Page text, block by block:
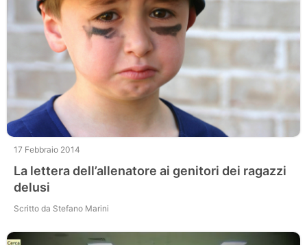
17 Febbraio 2014
La lettera dell’allenatore ai genitori dei ragazzi
delusi
Scritto da Stefano Marini